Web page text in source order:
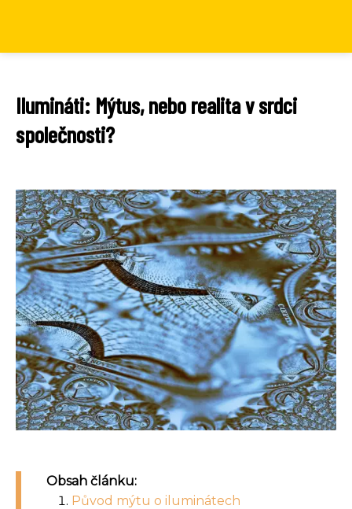
Ilumináti: Mýtus, nebo realita v srdci
společnosti?
Obsah článku:
Původ mýtu o iluminátech